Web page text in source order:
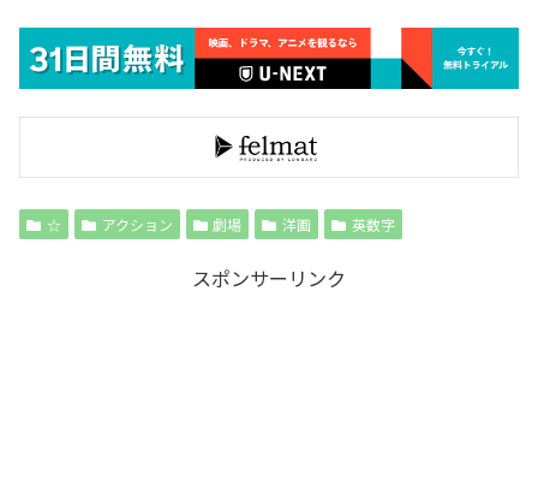
☆ アクション 劇場 洋画 英数字
スポンサーリンク